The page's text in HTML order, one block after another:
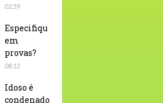
02:59
Especifiqu
em
provas?
08:12
Idoso é
condenado